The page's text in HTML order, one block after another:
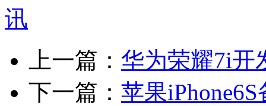
上一篇： 华为荣耀7i开
下一篇： 苹果